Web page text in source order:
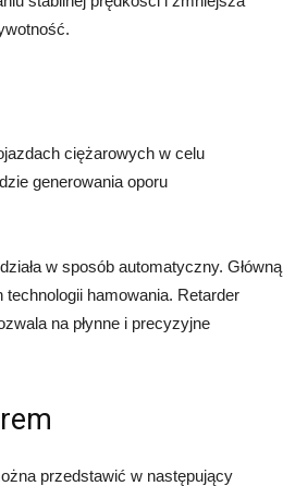
ciężarowych w celu
generowania oporu
w sposób automatyczny. Główną
hamowania. Retarder
na płynne i precyzyjne
przedstawić w następujący